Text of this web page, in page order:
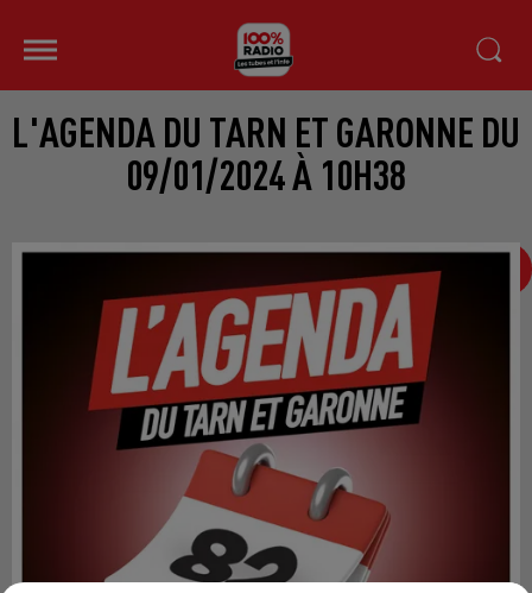
L'AGENDA DU TARN ET GARONNE DU
09/01/2024 À 10H38